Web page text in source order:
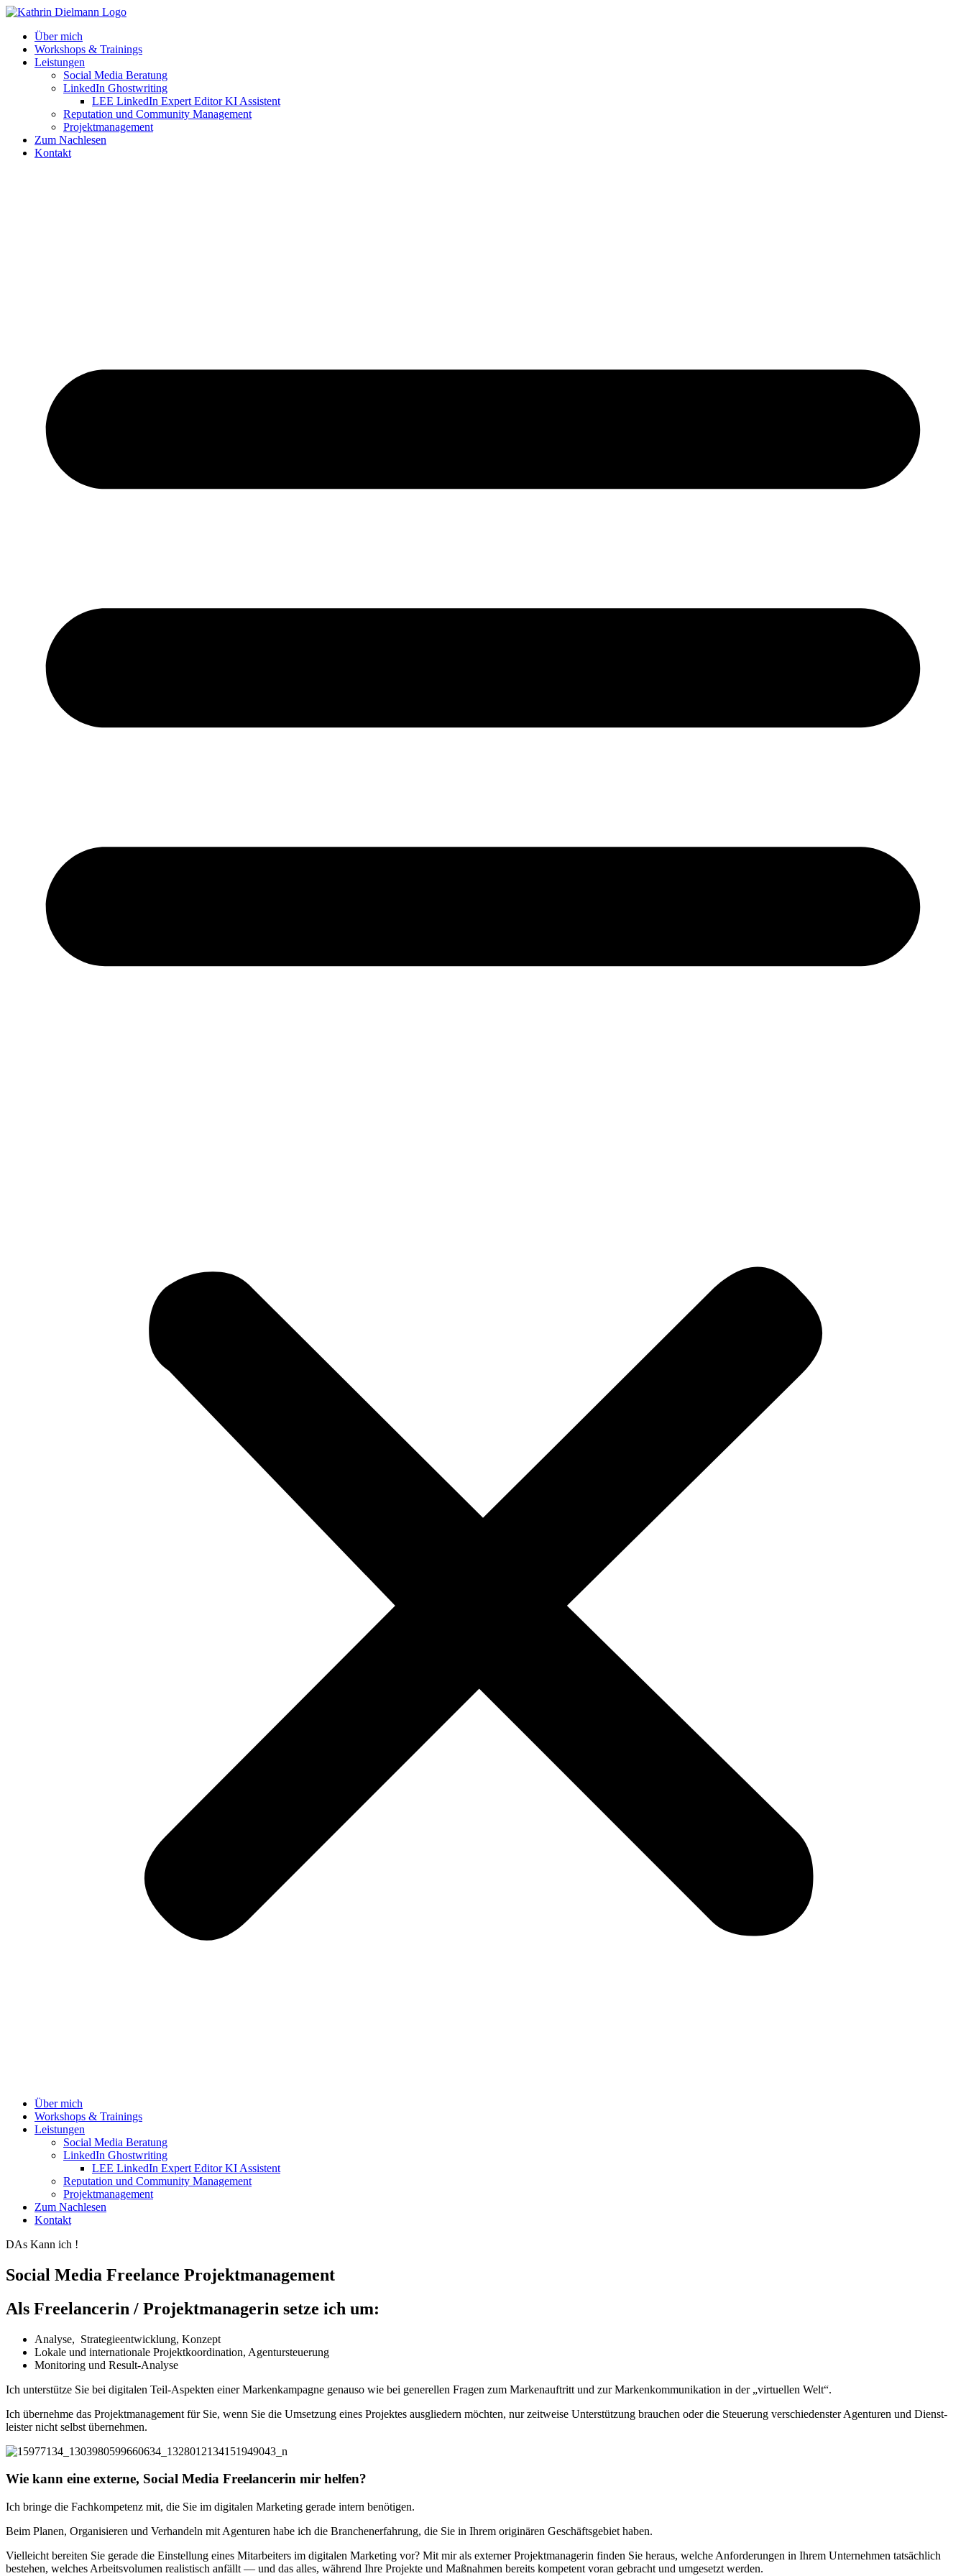
Zum
springenÜber mich
Workshops & Trainings
Leistungen
Social Media Beratung
LinkedIn Ghostwriting
LEE LinkedIn Expert Editor KI Assistent
Reputation und Community Management
Projektmanagement
Zum Nachlesen
Kontakt
Über mich
Workshops & Trainings
Leistungen
Social Media Beratung
LinkedIn Ghostwriting
LEE LinkedIn Expert Editor KI Assistent
Reputation und Community Management
Projektmanagement
Zum Nachlesen
Kontakt
DAs Kann ich !
Social Media Freelance Projektmanagement
Als Freelancerin / Projektmanagerin setze ich um:
Ana­ly­se, Stra­te­gie­ent­wick­lung, Kon­zept
Loka­le und inter­na­tio­na­le Pro­jekt­ko­or­di­na­ti­on, Agen­tur­steue­rung
Moni­to­ring und Result-Ana­ly­se
Ich unter­stüt­ze Sie bei digi­ta­len Teil-Aspek­ten einer Mar­ken­kam­pa­gne genau­so wie bei gene­rel­len Fra­gen zum Mar­ken­auf­tritt und zur Mar­ken­kom­mu­ni­ka­ti­on in der „vir­tu­el­len Welt“.
Ich über­neh­me das Pro­jekt­ma­nage­ment für Sie, wenn Sie die Umset­zung eines Pro­jek­tes aus­glie­dern möch­ten, nur zeit­wei­se Unter­stüt­zung brau­chen oder die Steue­rung ver­schie­dens­ter Agen­tu­ren und Dienst­
leis­ter nicht selbst über­neh­men.
Wie kann eine externe, Social Media Freelancerin mir helfen?
Ich brin­ge die Fach­kom­pe­tenz mit, die Sie im digi­ta­len Mar­ke­ting gera­de intern benö­ti­gen.
Beim Pla­nen, Orga­ni­sie­ren und Ver­han­deln mit Agen­tu­ren habe ich die Bran­chen­er­fah­rung, die Sie in Ihrem ori­gi­nä­ren Geschäfts­ge­biet haben.
Viel­leicht berei­ten Sie gera­de die Ein­stel­lung eines Mit­ar­bei­ters im digi­ta­len Mar­ke­ting vor? Mit mir als exter­ner Pro­jekt­ma­na­ge­rin fin­den Sie her­aus, wel­che Anfor­de­run­gen in Ihrem Unter­neh­men tat­säch­lich
bestehen, wel­ches Arbeits­vo­lu­men rea­lis­tisch anfällt — und das alles, wäh­rend Ihre Pro­jek­te und Maß­nah­men bereits kom­pe­tent vor­an gebracht und umge­setzt wer­den.